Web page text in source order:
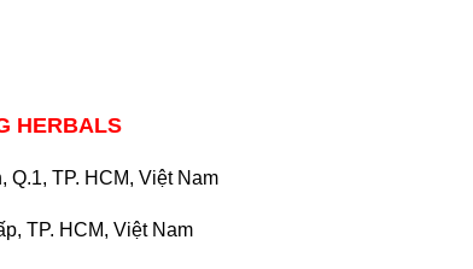
HERBALS
Q.1, TP. HCM, Việt Nam
TP. HCM, Việt Nam